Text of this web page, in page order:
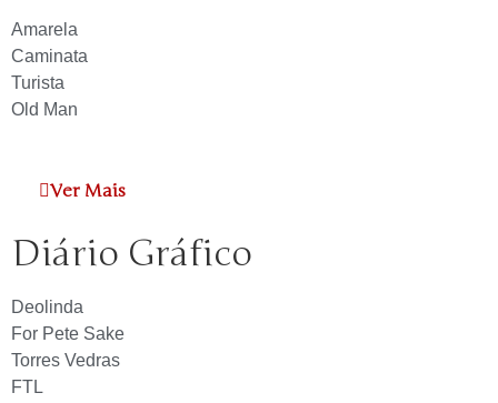
Amarela
Caminata
Turista
Old Man
Ver Mais
Diário Gráfico
Deolinda
For Pete Sake
Torres Vedras
FTL